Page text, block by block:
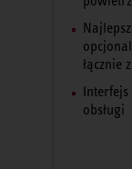
łącznie
obsługi